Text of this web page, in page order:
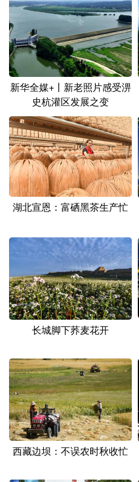
陕西 甘肃
新疆 内蒙古
多语种频道
English Español
Русский язык
Deutsch Português
新华全媒+丨新老照片感受淠
史杭灌区发展之变
湖北宣恩：富硒黑茶生产忙
长城脚下荞麦花开
西藏边坝：不误农时秋收忙